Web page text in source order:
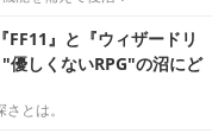
FF11』と『ウィザードリ
優しくないRPG"の沼にど
とは。